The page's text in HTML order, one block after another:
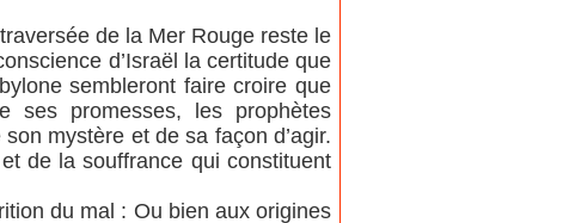
de la Mer Rouge reste le
d’Israël la certitude que
sembleront faire croire que
ses promesses, les prophètes
mystère et de sa façon d’agir.
de la souffrance qui constituent
du mal : Ou bien aux origines